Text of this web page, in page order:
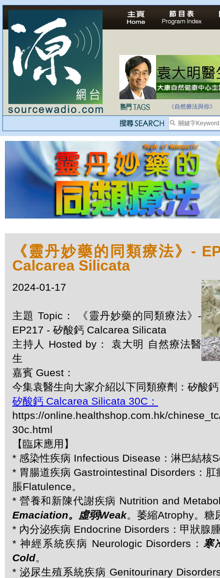
自家教育合法化-
《自然療法與你》
《靈丹妙藥的同類療法》-
Calcarea Silicata
2024-01-17
主題 Topic： 《靈丹妙藥的同類療法》-
EP217 - 矽酸鈣 Calcarea Silicata
主持人 Hosted by： 袁大明 自然療法醫
生
嘉賓 Guest：
今集袁醫生向大家介紹以下同類療劑：矽酸
矽酸鈣 Calcarea Silicata 30C：
https://online.healthshop.com.hk/
30c.html
【臨床應用】
* 感染性疾病 Infectious Disease：淋巴結核
* 胃腸道疾病 Gastrointestinal Disorders：
脹Flatulence。
* 營養和新陳代謝疾病 Nutrition and
Emaciation。虛弱Weak。萎縮Atrophy。糖
* 內分泌疾病 Endocrine Disorders：甲狀腺
* 神經系統疾病 Neurologic Disorders：寒
Cold。
* 泌尿生殖系統疾病 Genitourinary